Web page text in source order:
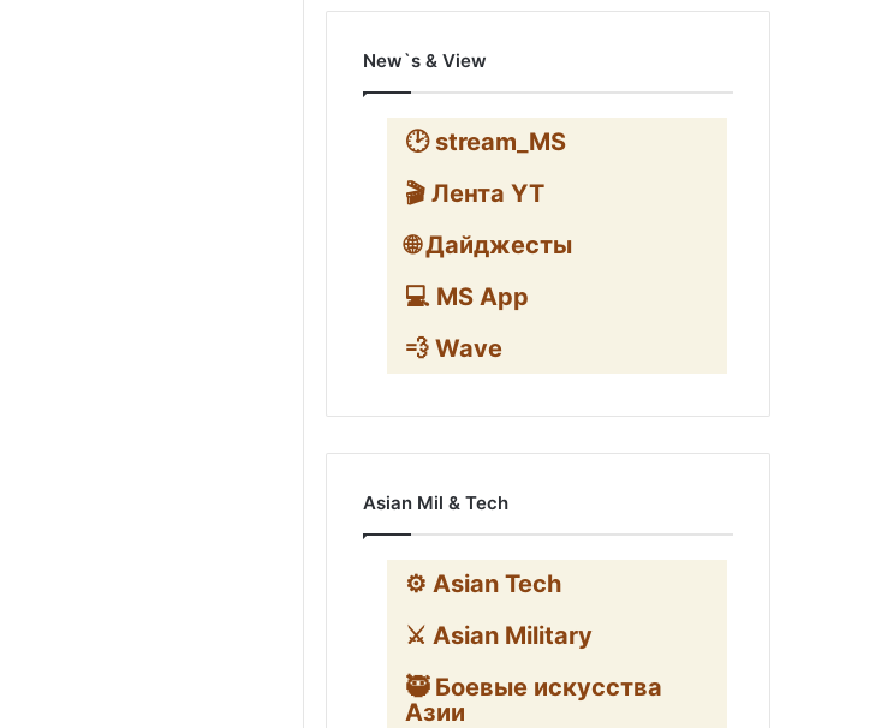
New`s & View
🕑 stream_MS
🎬 Лента YT
🌐 Дайджесты
💻 MS App
💨 Wave
Asian Mil & Tech
⚙️ Asian Tech
⚔️ Asian Military
🥷 Боевые искусства
Азии